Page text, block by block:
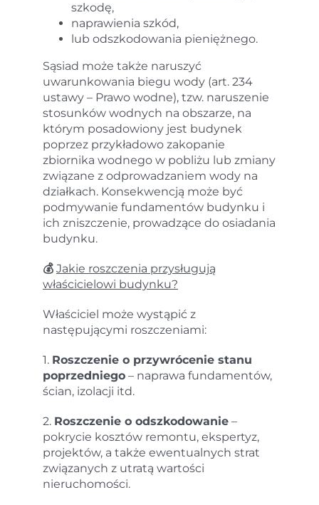
szkodę,
naprawienia szkód,
lub odszkodowania pieniężnego.
Sąsiad może także naruszyć
uwarunkowania biegu wody (art. 234
ustawy – Prawo wodne), tzw. naruszenie
stosunków wodnych na obszarze, na
którym posadowiony jest budynek
poprzez przykładowo zakopanie
zbiornika wodnego w pobliżu lub zmiany
związane z odprowadzaniem wody na
działkach. Konsekwencją może być
podmywanie fundamentów budynku i
ich zniszczenie, prowadzące do osiadania
budynku.
💰 Jakie roszczenia przysługują
właścicielowi budynku?
Właściciel może wystąpić z
następującymi roszczeniami:
1. Roszczenie o przywrócenie stanu
poprzedniego– naprawa fundamentów,
ścian, izolacji itd.
2. Roszczenie o odszkodowanie–
pokrycie kosztów remontu, ekspertyz,
projektów, a także ewentualnych strat
związanych z utratą wartości
nieruchomości.